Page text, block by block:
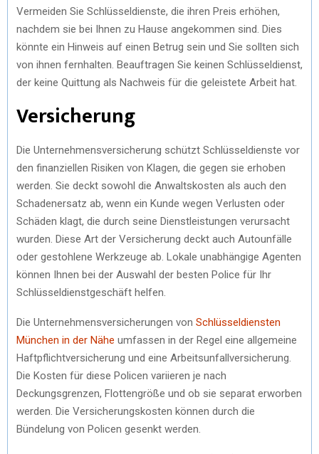
Vermeiden Sie Schlüsseldienste, die ihren Preis erhöhen,
nachdem sie bei Ihnen zu Hause angekommen sind. Dies
könnte ein Hinweis auf einen Betrug sein und Sie sollten sich
von ihnen fernhalten. Beauftragen Sie keinen Schlüsseldienst,
der keine Quittung als Nachweis für die geleistete Arbeit hat.
Versicherung
Die Unternehmensversicherung schützt Schlüsseldienste vor
den finanziellen Risiken von Klagen, die gegen sie erhoben
werden. Sie deckt sowohl die Anwaltskosten als auch den
Schadenersatz ab, wenn ein Kunde wegen Verlusten oder
Schäden klagt, die durch seine Dienstleistungen verursacht
wurden. Diese Art der Versicherung deckt auch Autounfälle
oder gestohlene Werkzeuge ab. Lokale unabhängige Agenten
können Ihnen bei der Auswahl der besten Police für Ihr
Schlüsseldienstgeschäft helfen.
Die Unternehmensversicherungen von Schlüsseldiensten
München in der Nähe umfassen in der Regel eine allgemeine
Haftpflichtversicherung und eine Arbeitsunfallversicherung.
Die Kosten für diese Policen variieren je nach
Deckungsgrenzen, Flottengröße und ob sie separat erworben
werden. Die Versicherungskosten können durch die
Bündelung von Policen gesenkt werden.